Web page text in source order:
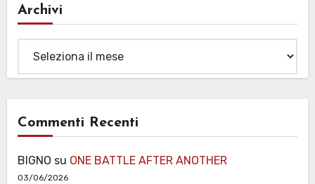
Archivi
Commenti Recenti
BIGNO su ONE BATTLE AFTER ANOTHER
03/06/2026